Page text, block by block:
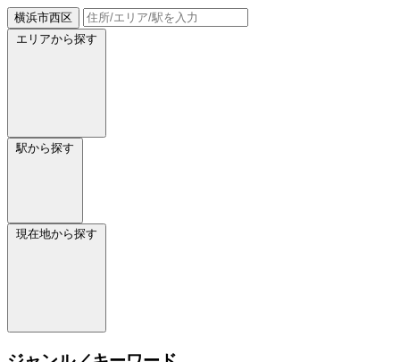
横浜市西区
エリアから探す
駅から探す
現在地から探す